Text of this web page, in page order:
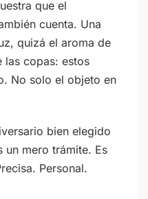
que el
cuenta. Una
quizá el aroma de
las copas: estos
No solo el objeto en
bien elegido
un mero trámite. Es
Personal.